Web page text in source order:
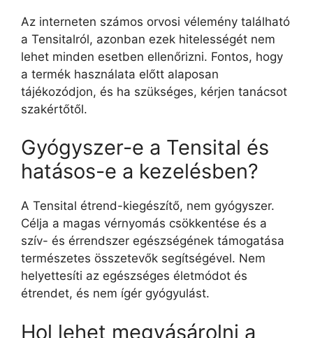
Az interneten számos orvosi vélemény található
a Tensitalról, azonban ezek hitelességét nem
lehet minden esetben ellenőrizni. Fontos, hogy
a termék használata előtt alaposan
tájékozódjon, és ha szükséges, kérjen tanácsot
szakértőtől.
Gyógyszer-e a Tensital és
hatásos-e a kezelésben?
A Tensital étrend-kiegészítő, nem gyógyszer.
Célja a magas vérnyomás csökkentése és a
szív- és érrendszer egészségének támogatása
természetes összetevők segítségével. Nem
helyettesíti az egészséges életmódot és
étrendet, és nem ígér gyógyulást.
Hol lehet megvásárolni a